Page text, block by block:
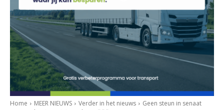
Home MEER NIEUWS Verder in het nieuws
Geen steun in senaat